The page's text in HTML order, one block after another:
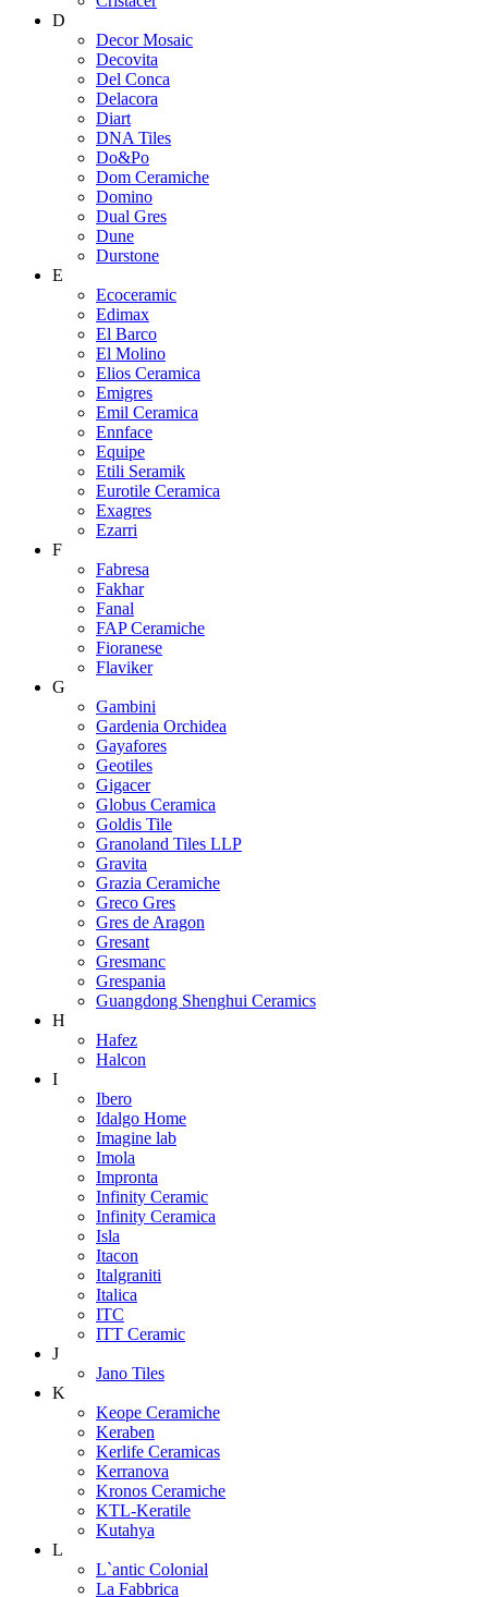
D
Decor Mosaic
Decovita
Del Conca
Delacora
Diart
DNA Tiles
Do&Po
Dom Ceramiche
Domino
Dual Gres
Dune
Durstone
E
Ecoceramic
Edimax
El Barco
El Molino
Elios Ceramica
Emigres
Emil Ceramica
Ennface
Equipe
Etili Seramik
Eurotile Ceramica
Exagres
Ezarri
F
Fabresa
Fakhar
Fanal
FAP Ceramiche
Fioranese
Flaviker
G
Gambini
Gardenia Orchidea
Gayafores
Geotiles
Gigacer
Globus Ceramica
Goldis Tile
Granoland Tiles LLP
Gravita
Grazia Ceramiche
Greco Gres
Gres de Aragon
Gresant
Gresmanc
Grespania
Guangdong Shenghui Ceramics
H
Hafez
Halcon
I
Ibero
Idalgo Home
Imagine lab
Imola
Impronta
Infinity Ceramic
Infinity Ceramica
Isla
Itacon
Italgraniti
Italica
ITC
ITT Ceramic
J
Jano Tiles
K
Keope Ceramiche
Keraben
Kerlife Ceramicas
Kerranova
Kronos Ceramiche
KTL-Keratile
Kutahya
L
L`antic Colonial
La Fabbrica